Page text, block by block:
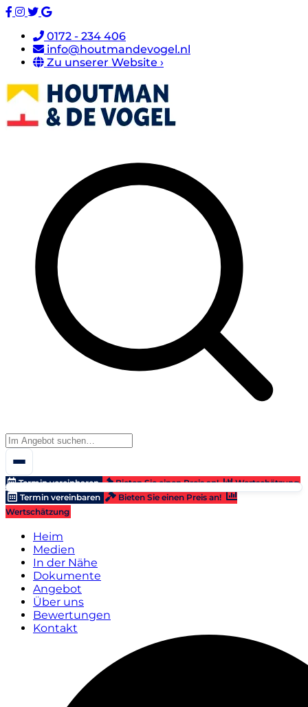
0172 - 234 406
info@houtmandevogel.nl
Zu unserer Website ›
Termin vereinbaren Bieten Sie einen Preis an!
Wertschätzung
Termin vereinbaren
Bieten Sie einen Preis an!
Wertschätzung
Heim
Medien
In der Nähe
Dokumente
Angebot
Über uns
Bewertungen
Kontakt